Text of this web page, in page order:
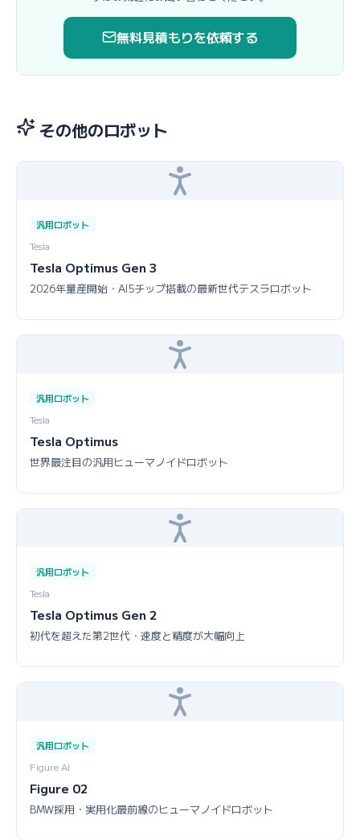
無料見積もりを依頼する
その他のロボット
汎用ロボット
Tesla
Tesla Optimus Gen 3
2026年量産開始・AI5チップ搭載の最新世代テスラロボット
汎用ロボット
Tesla
Tesla Optimus
世界最注目の汎用ヒューマノイドロボット
汎用ロボット
Tesla
Tesla Optimus Gen 2
初代を超えた第2世代・速度と精度が大幅向上
汎用ロボット
Figure AI
Figure 02
BMW採用・実用化最前線のヒューマノイドロボット